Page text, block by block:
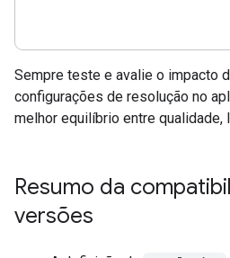
Sempre teste e avalie o impacto
configurações de resolução no
melhor equilíbrio entre qualidade,
Resumo da
versões